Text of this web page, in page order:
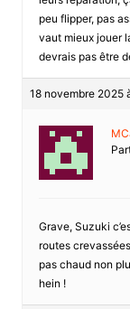
peu flipper, pas
vaut mieux jouer
devrais pas être
18 novembre 2025
Grave, Suzuki
routes
pas chaud non
hein !